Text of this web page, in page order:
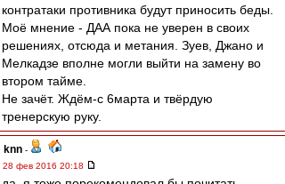
контратаки противника будут приносить беды.
Моё мнение - ДАА пока не уверен в своих
решениях, отсюда и метания. Зуев, Джано и
Мелкадзе вполне могли выйти на замену во
втором тайме.
Не зачёт. Ждём-с 6марта и твёрдую
тренерскую руку.
knn -
28 фев 2016 20:18